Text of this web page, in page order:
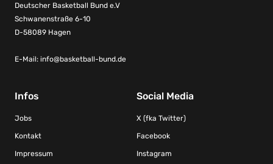
Deutscher Basketball Bund e.V
Schwanenstraße 6-10
D-58089 Hagen
E-Mail: info@basketball-bund.de
Infos
Jobs
Kontakt
Impressum
Social Media
X (fka Twitter)
Facebook
Instagram